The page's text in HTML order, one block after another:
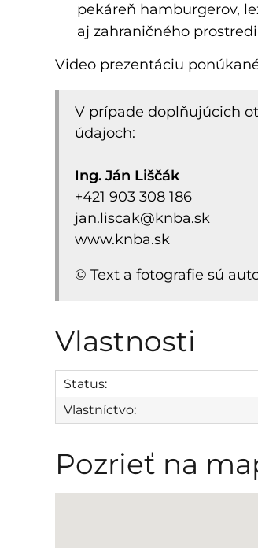
pekáreň hamburgerov,
aj zahraničného
Video prezentáciu
V prípade doplňujúcich
údajoch:
Ing. Ján Liščák
+421 903 308 186
jan.liscak@knba.sk
www.knba.sk
​© Text a fotografie sú
Vlastnosti
Status:
Vlastníctvo:
Pozrieť na